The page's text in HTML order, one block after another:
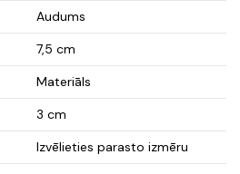
Audums
7,5 cm
Materiāls
3 cm
Izvēlieties parasto izmēru